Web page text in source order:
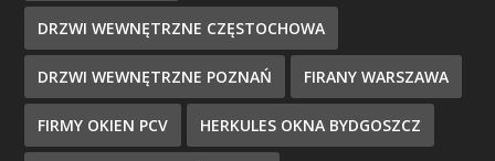
DRZWI WEWNĘTRZNE CZĘSTOCHOWA
DRZWI WEWNĘTRZNE POZNAŃ FIRANY WARSZAWA
FIRMY OKIEN PCV HERKULES OKNA BYDGOSZCZ